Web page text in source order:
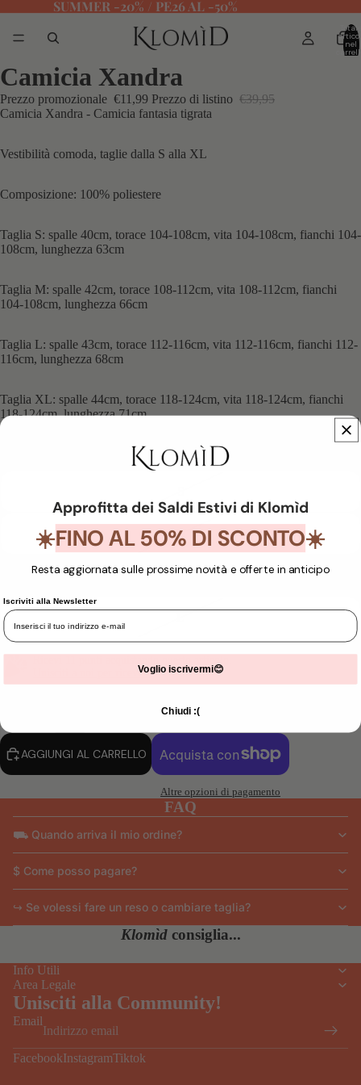
SUMMER -20% / PE26 AL -50%
Totale
nel
Camicia Xandra
Prezzo promozionale €11,99 Prezzo di listino €39,95
Camicia Xandra - Camicia fantasia tigrata
Vestibilità comoda, taglie dalla S alla XL
Composizione: 100% poliestere
Taglia S: spalle 40cm, torace 104-108cm, vita 104-108cm, fianchi 104-
108cm, lunghezza 63cm
Taglia M: spalle 42cm, torace 108-112cm, vita 108-112cm, fianchi
104-108cm, lunghezza 66cm
Taglia L: spalle 43cm, torace 112-116cm, vita 112-116cm, fianchi 112-
116cm, lunghezza 68cm
Taglia XL: spalle 44cm, torace 118-124cm, vita 118-124cm, fianchi
118-124cm, lunghezza 71cm
Colore
M
XL
Unisciti a noi per ricevere
AGGIUNGI AL CARRELLO
Altre opzioni di pagamento
FAQ
⛟ Quando arriva il mio ordine?
$ Come posso pagare?
↪ Se volessi fare un reso o cambiare taglia?
Klomìd consiglia...
Info Utili
Area Legale
Unisciti alla Community!
Email
FacebookInstagramTiktok
Approfitta dei Saldi Estivi di Klomìd
☀️FINO AL 50% DI SCONTO☀️
Resta aggiornata sulle prossime novità e offerte in anticipo
Iscriviti alla Newsletter
Voglio iscrivermi😊
Chiudi :(